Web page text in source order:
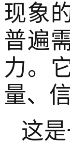
现象
普遍
力。
量、
这